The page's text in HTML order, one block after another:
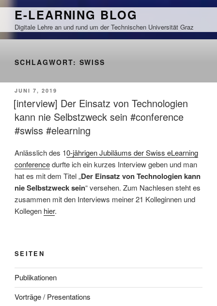
Zum
springen
E-LEARNING BLOG
Digitale Lehre an und rund um der Technischen Universität Graz
SCHLAGWORT: SWISS
VERÖFFENTLICHT
AM
JUNI 7, 2019
[interview] Der Einsatz von Technologien
kann nie Selbstzweck sein #conference
#swiss #elearning
Anlässlich des 10-jährigen Jubiläums der Swiss eLearning
conferencedurfte ich ein kurzes Interview geben und man
hat es mit dem Titel „Der Einsatz von Technologien kann
nie Selbstzweck sein“ versehen. Zum Nachlesen steht es
zusammen mit den Interviews meiner 21 Kolleginnen und
Kollegen hier.
SEITEN
Publikationen
Vorträge / Presentations